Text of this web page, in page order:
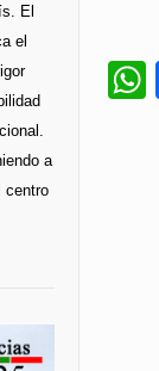
El
el
a
centro